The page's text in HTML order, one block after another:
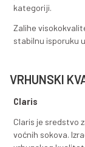
proizvodi
i p50 UF).
netaknutom
stručnim
Sadržaj
u procesu